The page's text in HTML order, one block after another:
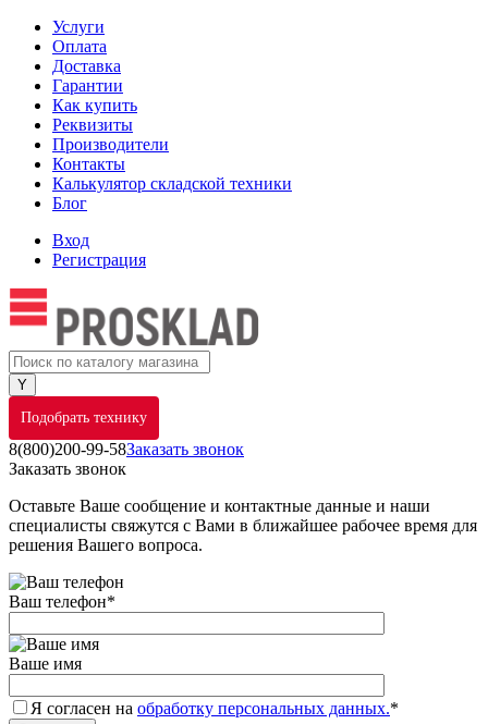
Услуги
Оплата
Доставка
Гарантии
Как купить
Реквизиты
Производители
Контакты
Калькулятор складской техники
Блог
Вход
Регистрация
Подобрать технику
8(800)200-99-58Заказать звонок
Заказать звонок
Оставьте Ваше сообщение и контактные данные и наши
специалисты свяжутся с Вами в ближайшее рабочее время для
решения Вашего вопроса.
Ваш телефон*
Ваше имя
Я согласен на обработку персональных данных.*